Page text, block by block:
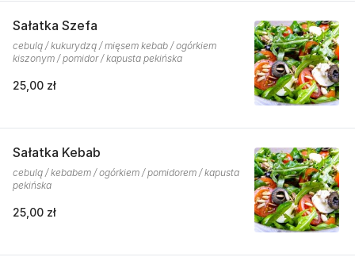
Sałatka Szefa
cebulą / kukurydzą / mięsem kebab / ogórkiem
kiszonym / pomidor / kapusta pekińska
25,00 zł
Sałatka Kebab
cebulą / kebabem / ogórkiem / pomidorem / kapusta
pekińska
25,00 zł